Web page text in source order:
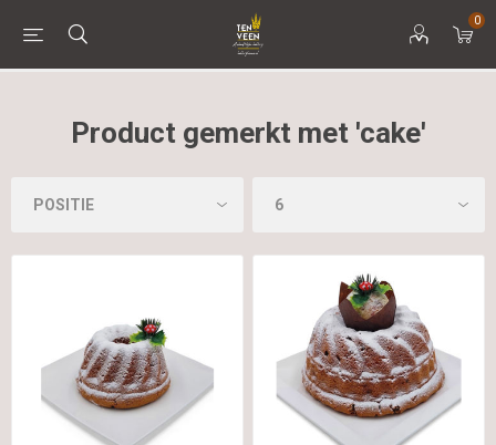
0
Product gemerkt met 'cake'